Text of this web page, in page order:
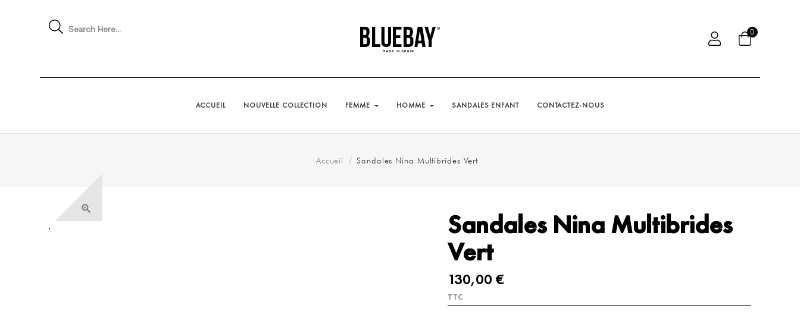
Search Here... 0
ACCUEIL NOUVELLE COLLECTION FEMME HOMME SANDALES ENFANT CONTACTEZ-NOUS
Accueil Sandales Nina Multibrides Vert

Sandales Nina Multibrides
Vert
130,00 €
TTC